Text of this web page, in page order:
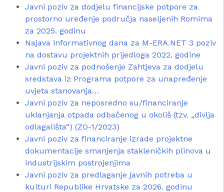
Javni poziv za dodjelu financijske potpore za
prostorno uređenje područja naseljenih Romima
za 2025. godinu
Najava informativnog dana za M-ERA.NET 3 poziv
na dostavu projektnih prijedloga 2022. godine
Javni poziv za podnošenje Zahtjeva za dodjelu
sredstava iz Programa potpore za unapređenje
uvjeta stanovanja…
Javni poziv za neposredno su/financiranje
uklanjanja otpada odbačenog u okoliš (tzv. „divlja
odlagališta“) (ZO-1/2023)
Javni poziv za financiranje izrade projektne
dokumentacije smanjenja stakleničkih plinova u
industrijskim postrojenjima
Javni poziv za predlaganje javnih potreba u
kulturi Republike Hrvatske za 2026. godinu